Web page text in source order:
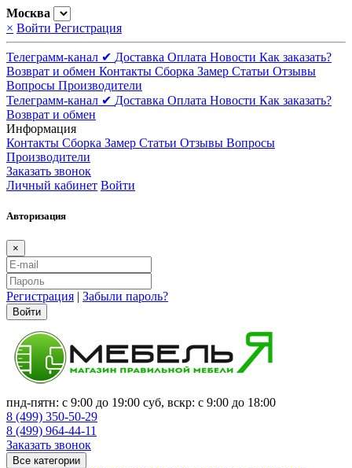
Москва
× Войти Регистрация
Телеграмм-канал ✔ Доставка Оплата Новости Как заказать?
Возврат и обмен Контакты Сборка Замер Статьи Отзывы
Вопросы Производители
Телеграмм-канал ✔ Доставка Оплата Новости Как заказать?
Возврат и обмен
Информация
Контакты Сборка Замер Статьи Отзывы Вопросы
Производители
Заказать звонок
Личный кабинет Войти
Авторизация
×
Регистрация | Забыли пароль?
Войти
пнд-пятн: с 9:00 до 19:00 суб, вскр: с 9:00 до 18:00
8 (499) 350-50-29
8 (499) 964-44-11
Заказать звонок
Все категории